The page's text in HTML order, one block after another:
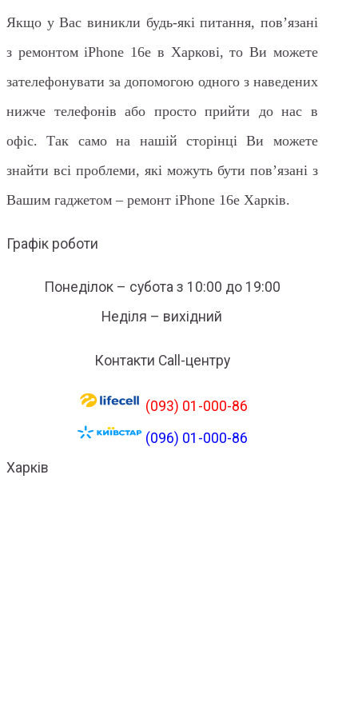
Якщо у Вас виникли будь-які питання, пов’язані
з ремонтом iPhone 16e в Харкові, то Ви можете
зателефонувати за допомогою одного з наведених
нижче телефонів або просто прийти до нас в
офіс. Так само на нашій сторінці Ви можете
знайти всі проблеми, які можуть бути пов’язані з
Вашим гаджетом – ремонт iPhone 16e Харків.
Графік роботи
Понеділок – субота з 10:00 до 19:00
Неділя – вихідний
Контакти Call-центру
(093) 01-000-86
(096) 01-000-86
Харків